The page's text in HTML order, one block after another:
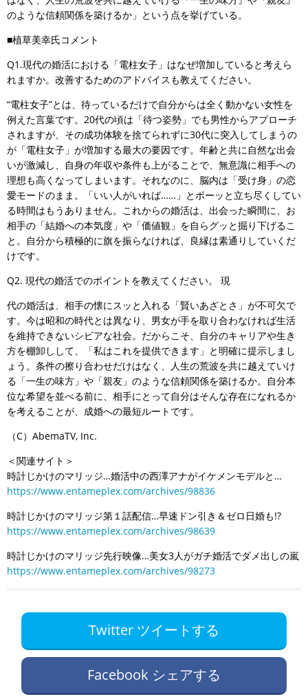
のような信頼関係を築けるか」という点を挙げている。
■植草美幸氏コメント
Q1.現代の婚活における「電柱女子」はなぜ増加していると考えら
れますか。改善するためのアドバイスも教えてください。
“電柱女子”とは、待っているだけで自分からは全く動かない女性を
例えた言葉です。20代の頃は「待つ姿勢」でも男性からアプローチ
されますが、その成功体験を捨てられずに30代に突入してしまうの
が「電柱女子」が増加する最大の要因です。年齢と共に自然な出会
いが激減し、自身の年収や条件も上がることで、無意識に相手への
理想も高くなってしまいます。それなのに、脳内は「受け身」の恋
愛モードのまま。「いい人がいれば……」とボーッと立ち尽くしてい
る時間はもうありません。これからの婚活は、出会った瞬間に、お
相手の「結婚への本気度」や「価値観」を自らグッと掘り下げるこ
と。自分から積極的に旗を振らなければ、良縁は素通りしていくだ
けです。
Q2. 現代の婚活でのポイントを教えてください。 現
代の婚活は、相手の懐にスッと入れる「賢いあざとさ」が不可欠で
す。今は昭和の時代とは異なり、男女が手を取り合わなければ生活
を維持できないシビアな社会。だからこそ、自分のキャリアや生き
方を棚卸しして、「私はこれを提供できます」と明確に提示しまし
ょう。条件の擦り合わせだけはなく、人生の荒波を共に越えていけ
る「一生の味方」や「親友」のような信頼関係を築けるか。自分本
位な希望を並べる前に、相手にとって自分はそんな存在になれるか
を考えることが、成婚への最短ルートです。
（C）AbemaTV, Inc.
＜関連サイト＞
時計じかけのマリッジ…婚活中の西澤アナがイケメンモデルと…
https://www.entameplex.com/archives/98836
時計じかけのマリッジ第１話配信…早速ドン引き＆ゼロ日婚も!?
https://www.entameplex.com/archives/98639
時計じかけのマリッジ先行映像…美女3人がガチ婚活でダメ出しの嵐
https://www.entameplex.com/archives/98273
Twitter ツイートする
Facebook シェアする